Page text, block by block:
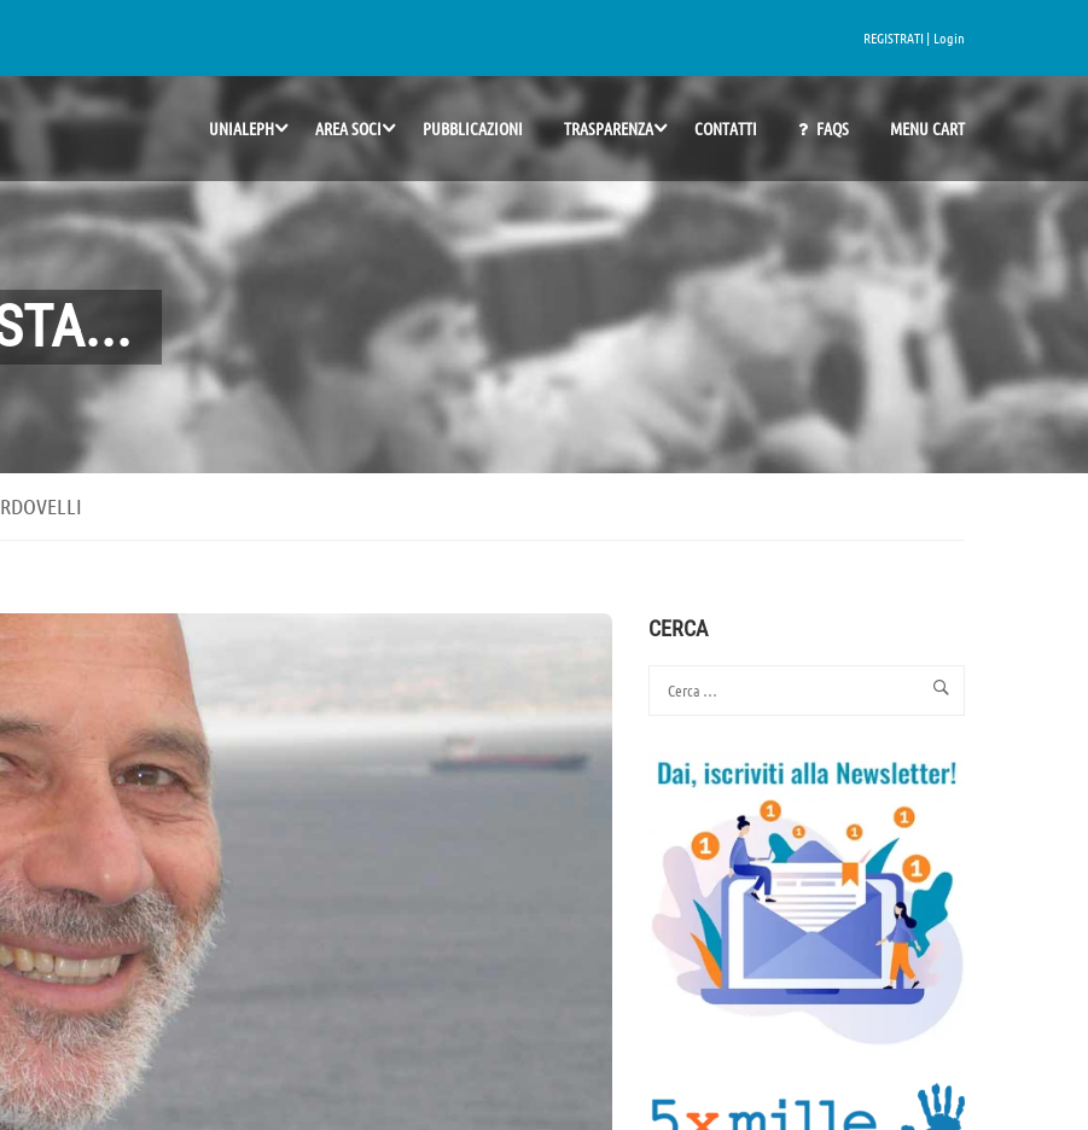
REGISTRATI | Login
UNIALEPH AREA SOCI PUBBLICAZIONI TRASPARENZA CONTATTI FAQS MENU CART
CERCA